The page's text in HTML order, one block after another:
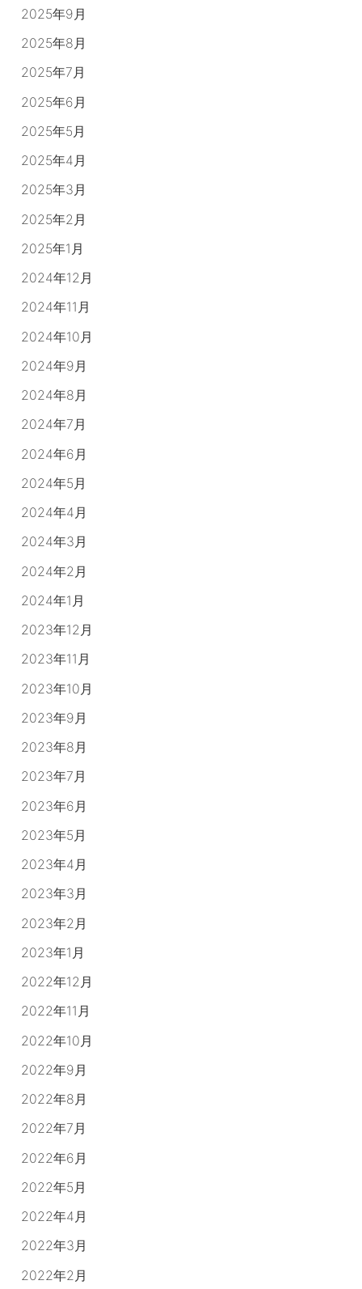
2025年9月
2025年8月
2025年7月
2025年6月
2025年5月
2025年4月
2025年3月
2025年2月
2025年1月
2024年12月
2024年11月
2024年10月
2024年9月
2024年8月
2024年7月
2024年6月
2024年5月
2024年4月
2024年3月
2024年2月
2024年1月
2023年12月
2023年11月
2023年10月
2023年9月
2023年8月
2023年7月
2023年6月
2023年5月
2023年4月
2023年3月
2023年2月
2023年1月
2022年12月
2022年11月
2022年10月
2022年9月
2022年8月
2022年7月
2022年6月
2022年5月
2022年4月
2022年3月
2022年2月